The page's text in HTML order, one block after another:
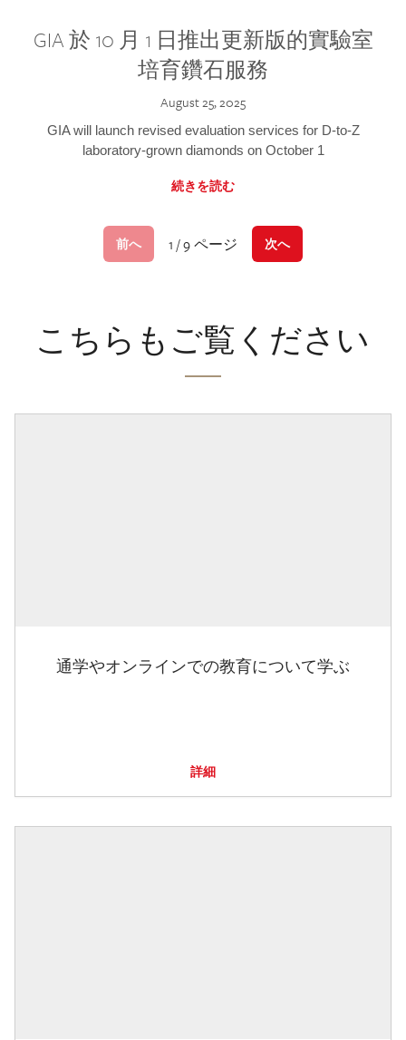
GIA 於 10 月 1 日推出更新版的實驗室
培育鑽石服務
August 25, 2025
GIA will launch revised evaluation services for D-to-Z
laboratory-grown diamonds on October 1
続きを読む
前へ 1 / 9 ページ 次へ
こちらもご覧ください
通学やオンラインでの教育について学ぶ
詳細